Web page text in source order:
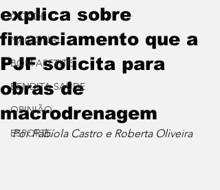
CIDADE
NACIONAL
BOM APETITE
BENDITA SAÚDE
OPINIÃO
ESPORTE
explica sobre
financiamento que a
PJF solicita para
obras de
macrodrenagem
Por Fabíola Castro e Roberta Oliveira